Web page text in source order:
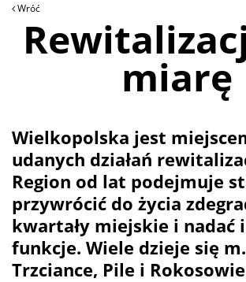
Wróć
miarę
Wielkopolska jest
udanych działań
Region od lat podejmuje
przywrócić do życia
kwartały miejskie i nadać
funkcje. Wiele dzieje się
Trzciance, Pile i